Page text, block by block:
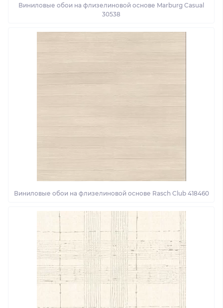
Виниловые обои на флизелиновой основе Marburg Casual
30538
Виниловые обои на флизелиновой основе Rasch Club 418460